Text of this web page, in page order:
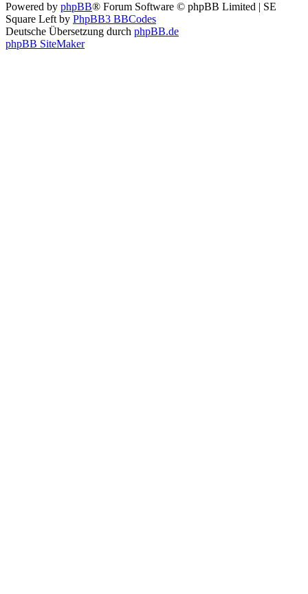
Powered by phpBB® Forum Software © phpBB Limited | SE
Square Left by PhpBB3 BBCodes
Deutsche Übersetzung durch phpBB.de
phpBB SiteMaker